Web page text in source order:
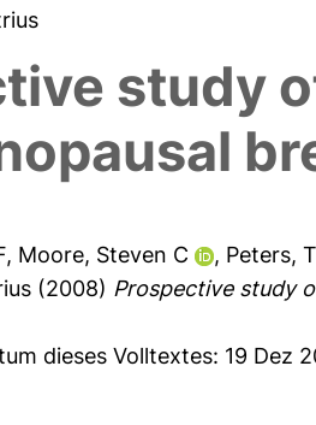
study
, Moore, Steven C , Peters,
(2008) Prospective study
dieses Volltextes: 19 Dez